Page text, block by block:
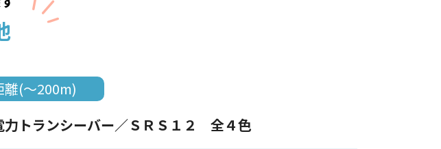
離(～200m)
力トランシーバー／ＳＲＳ１２ 全４色